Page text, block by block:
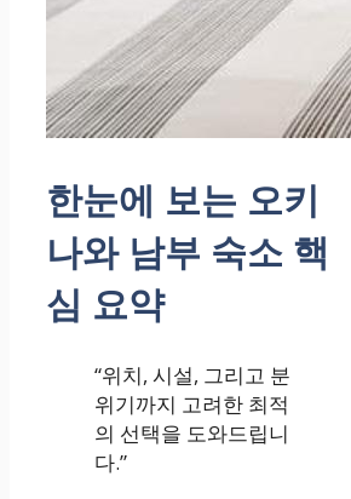
한눈에 보는 오키
나와 남부 숙소 핵
심 요약
“위치, 시설, 그리고 분
위기까지 고려한 최적
의 선택을 도와드립니
다.”